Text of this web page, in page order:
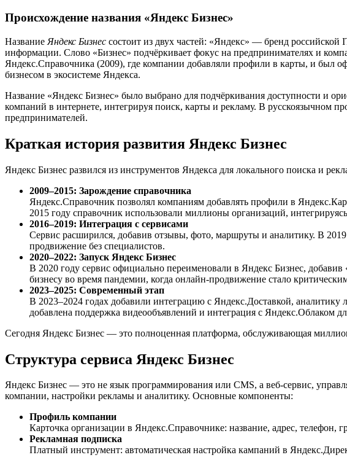
Происхождение названия «Яндекс Бизнес»
Название Яндекс Бизнес состоит из двух частей: «Яндекс» — бренд
информации. Слово «Бизнес» подчёркивает фокус на предпринимателях и
Яндекс.Справочника (2009), где компании добавляли профили в карты, и был
бизнесом в экосистеме Яндекса.
Название «Яндекс Бизнес» было выбрано для подчёркивания доступности и
компаний в интернете, интегрируя поиск, карты и рекламу. В русскоязычном
предпринимателей.
Краткая история развития Яндекс Бизнес
Яндекс Бизнес развился из инструментов Яндекса для локального поиска и
2009–2015: Зарождение справочника
Яндекс.Справочник позволял компаниям добавлять профили в
2015 году справочник использовали миллионы организаций,
2016–2019: Интеграция с сервисами
Сервис расширился, добавив отзывы, фото, маршруты и аналитику. В
продвижение без специалистов.
2020–2022: Запуск Яндекс Бизнес
В 2020 году сервис официально переименовали в Яндекс Бизнес,
бизнесу во время пандемии, когда онлайн-продвижение стало
2023–2025: Современный этап
В 2023–2024 годах добавили интеграцию с Яндекс.Доставкой,
добавлена поддержка видеообъявлений и интеграция с Яндекс.Облаком
Сегодня Яндекс Бизнес — это полноценная платформа, обслуживающая
Структура сервиса Яндекс Бизнес
Яндекс Бизнес — это не язык программирования или CMS, а веб-сервис,
компании, настройки рекламы и аналитику. Основные компоненты:
Профиль компании
Карточка организации в Яндекс.Справочнике: название, адрес, телефон,
Рекламная подписка
Платный инструмент: автоматическая настройка кампаний в